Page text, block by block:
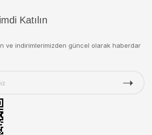
Katılın
ve indirimlerimizden güncel olarak haberdar